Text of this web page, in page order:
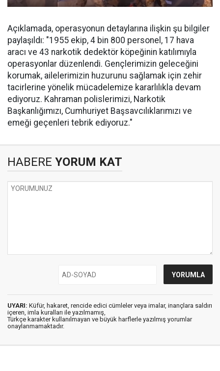
Açıklamada, operasyonun detaylarına ilişkin şu bilgiler
paylaşıldı: "1955 ekip, 4 bin 800 personel, 17 hava
aracı ve 43 narkotik dedektör köpeğinin katılımıyla
operasyonlar düzenlendi. Gençlerimizin geleceğini
korumak, ailelerimizin huzurunu sağlamak için zehir
tacirlerine yönelik mücadelemize kararlılıkla devam
ediyoruz. Kahraman polislerimizi, Narkotik
Başkanlığımızı, Cumhuriyet Başsavcılıklarımızı ve
emeği geçenleri tebrik ediyoruz."
HABERE YORUM KAT
UYARI: Küfür, hakaret, rencide edici cümleler veya imalar, inançlara saldırı
içeren, imla kuralları ile yazılmamış,
Türkçe karakter kullanılmayan ve büyük harflerle yazılmış yorumlar
onaylanmamaktadır.